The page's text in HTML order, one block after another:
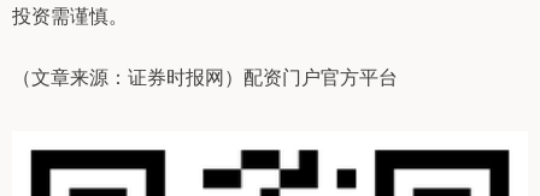
投资需谨慎。
（文章来源：证券时报网）配资门户官方平台